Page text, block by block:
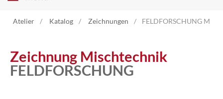
Atelier Katalog Zeichnungen FELDFORSCHUNG
Zeichnung Mischtechnik
FELDFORSCHUNG